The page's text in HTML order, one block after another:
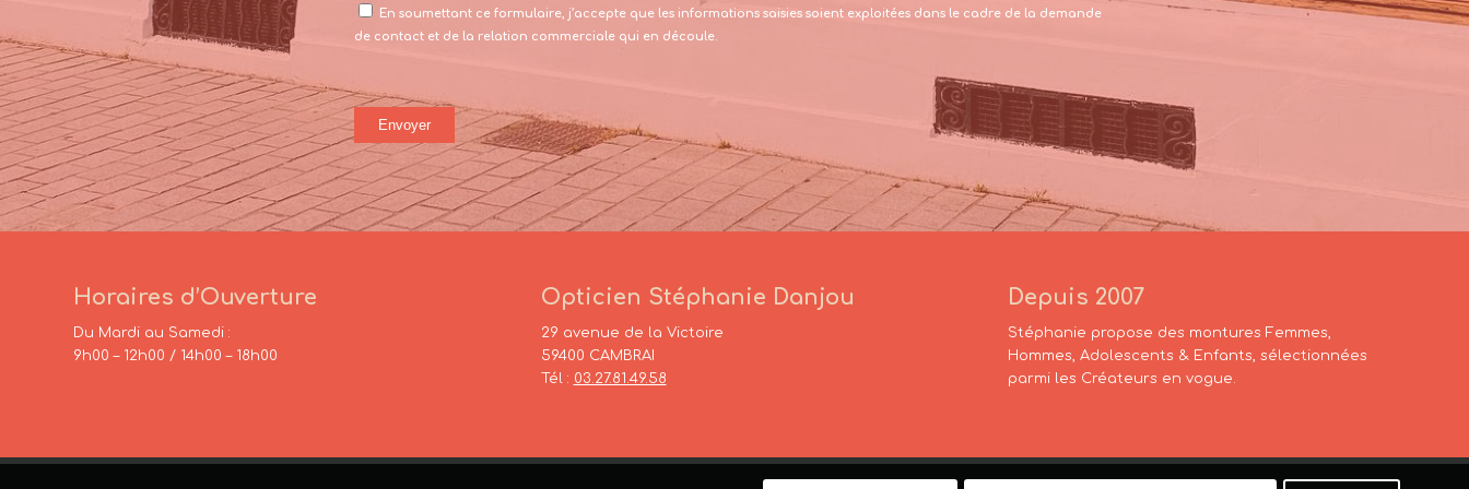
En soumettant ce formulaire, j’accepte que les informations saisies soient exploitées dans le cadre de la demande
de contact et de la relation commerciale qui en découle.
Horaires d’Ouverture
Du Mardi au Samedi :
9h00 – 12h00 / 14h00 – 18h00
Opticien Stéphanie Danjou
29 avenue de la Victoire
59400 CAMBRAI
Tél : 03.27.81.49.58
Depuis 2007
Stéphanie propose des montures Femmes,
Hommes, Adolescents & Enfants, sélectionnées
parmi les Créateurs en vogue.